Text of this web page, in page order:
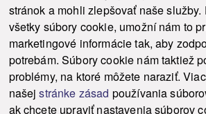
stránok a mohli zlepšovať naše
všetky súbory cookie, umožní nám to
marketingové informácie tak, aby
potrebám. Súbory cookie nám taktiež
problémy, na ktoré môžete naraziť.
našejstránke zásad používania
ak chcete upraviť nastavenia súborov
Odoslať
© 2021-2026 ku.sk. Všetky práva vyhradené. |